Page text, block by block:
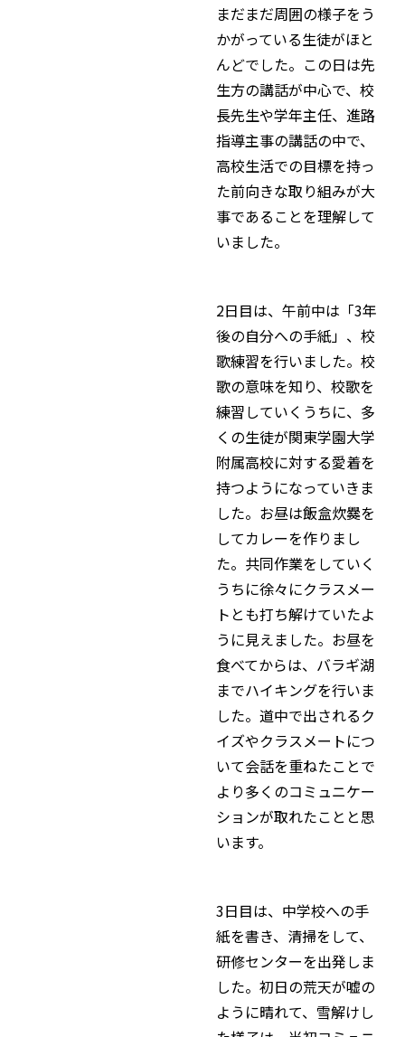
まだまだ周囲の様子をう
かがっている生徒がほと
んどでした。この日は先
生方の講話が中心で、校
長先生や学年主任、進路
指導主事の講話の中で、
高校生活での目標を持っ
た前向きな取り組みが大
事であることを理解して
いました。
2日目は、午前中は「3年
後の自分への手紙」、校
歌練習を行いました。校
歌の意味を知り、校歌を
練習していくうちに、多
くの生徒が関東学園大学
附属高校に対する愛着を
持つようになっていきま
した。お昼は飯盒炊爨を
してカレーを作りまし
た。共同作業をしていく
うちに徐々にクラスメー
トとも打ち解けていたよ
うに見えました。お昼を
食べてからは、バラギ湖
までハイキングを行いま
した。道中で出されるク
イズやクラスメートにつ
いて会話を重ねたことで
より多くのコミュニケー
ションが取れたことと思
います。
3日目は、中学校への手
紙を書き、清掃をして、
研修センターを出発しま
した。初日の荒天が嘘の
ように晴れて、雪解けし